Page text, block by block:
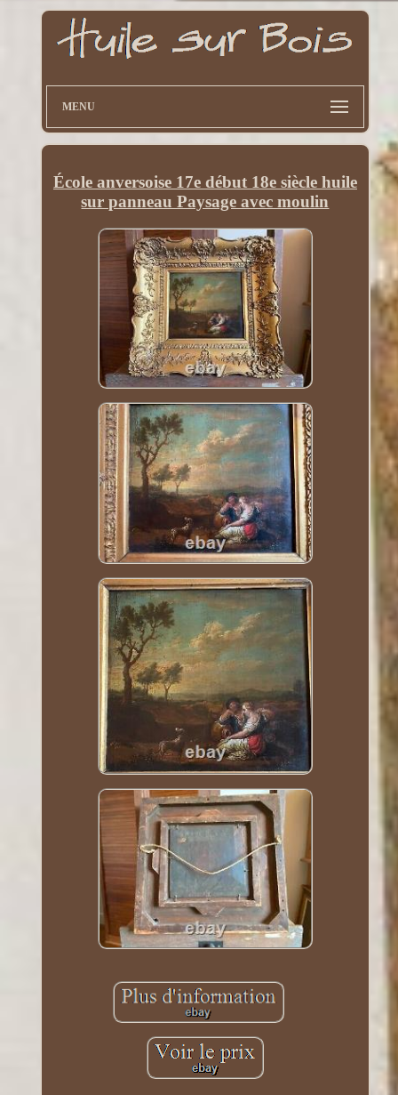
MENU
École anversoise 17e début 18e siècle huile
sur panneau Paysage avec moulin